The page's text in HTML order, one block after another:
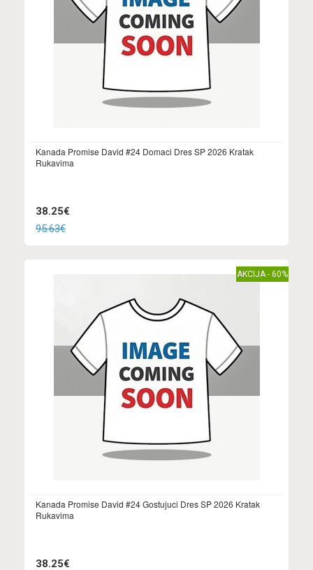
Kanada Promise David #24 Domaci Dres SP 2026 Kratak
Rukavima
38.25€
95.63€
AKCIJA - 60%
Kanada Promise David #24 Gostujuci Dres SP 2026 Kratak
Rukavima
38.25€